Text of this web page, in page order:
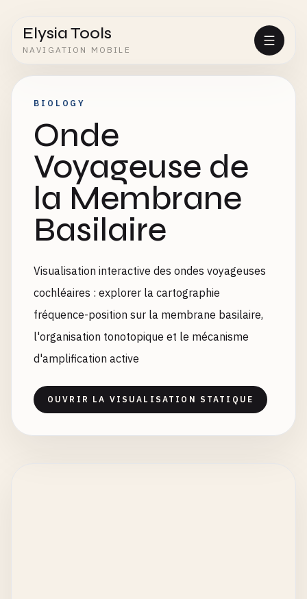
Elysia Tools
NAVIGATION MOBILE
BIOLOGY
Onde
Voyageuse de
la Membrane
Basilaire
Visualisation interactive des ondes voyageuses
cochléaires : explorer la cartographie
fréquence-position sur la membrane basilaire,
l'organisation tonotopique et le mécanisme
d'amplification active
OUVRIR LA VISUALISATION STATIQUE